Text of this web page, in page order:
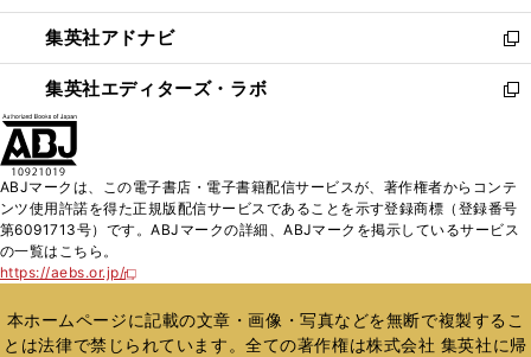
開
く
ウ
で
開
く
ン
ド
ウ
で
ウ
ィ
ン
ド
く
集英社アドナビ
新
し
い
ド
ウ
で
集英社エディターズ・ラボ
新
ィ
ン
開
く
ABJマークは、この電子書店・電子書籍配信サービスが、著作権者からコンテ
ンツ使用許諾を得た正規版配信サービスであることを示す登録商標（登録番号
第6091713号）です。ABJマークの詳細、ABJマークを掲示しているサービス
の一覧はこちら。
https://aebs.or.jp/
新
い
ウ
ィ
本ホームページに記載の文章・画像・写真などを無断で複製するこ
とは法律で禁じられています。全ての著作権は株式会社 集英社に帰